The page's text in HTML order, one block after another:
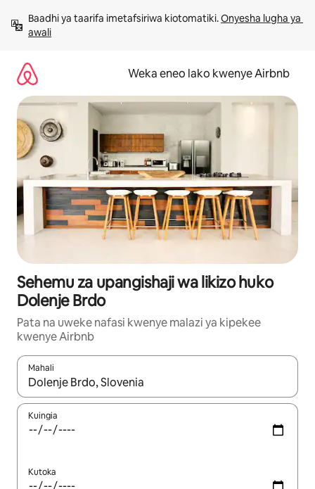
kwenda
kwenye
Baadhi ya taarifa imetafsiriwa kiotomatiki. Onyesha lugha ya
awali
Weka eneo lako kwenye Airbnb
Sehemu za upangishaji wa likizo huko
Dolenje Brdo
Pata na uweke nafasi kwenye malazi ya kipekee
kwenye Airbnb
Mahali
Wakati matokeo yanapatikana, vinjari kwa kutumia vitufe vya
Kuingia
Kutoka